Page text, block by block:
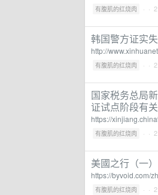
有腹肌的红烧肉 · ·
韩国警方证实
http://
有腹肌的红烧肉 · ·
国家税务总局
证试点阶段有
https://
有腹肌的红烧肉 · ·
美國之行（一
https://byvoid.com/
有腹肌的红烧肉 · ·